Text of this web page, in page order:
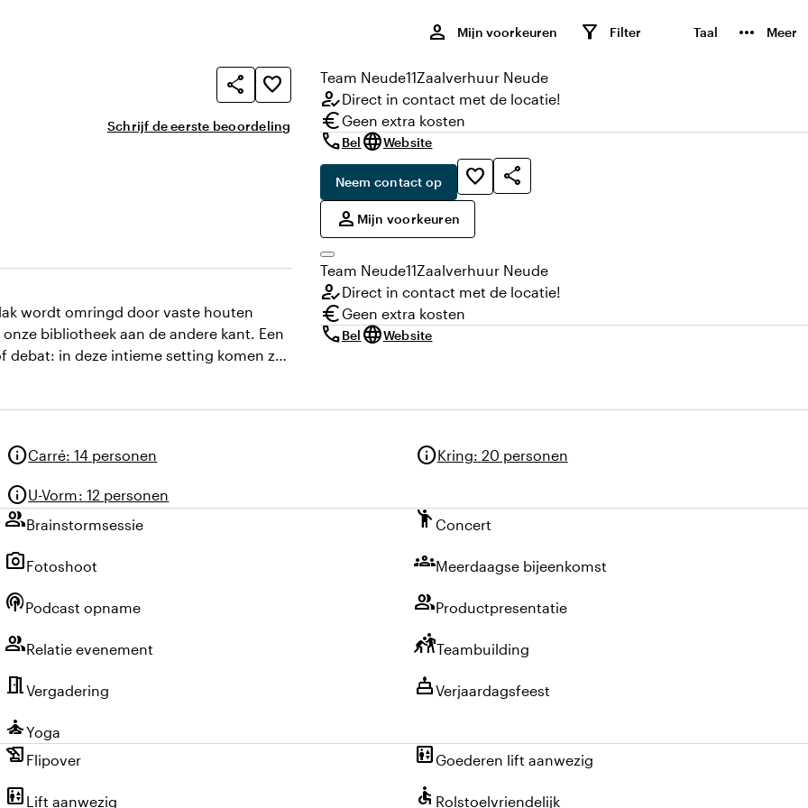
Mijn voorkeuren
person Filter
filter_alt Taal Meer
more_horiz
share
favorite_border
Schrijf de eerste beoordeling
wordt omringd door vaste houten
bibliotheek aan de andere kant. Een
in deze intieme setting komen ze
en plaats het mobiele scherm en
Team Neude11Zaalverhuur Neude
how_to_regDirect in contact met de locatie!
euroGeen extra kosten
callBellanguageWebsite
Neem contact op favorite_border
share
person Mijn voorkeuren
Team Neude11Zaalverhuur Neude
how_to_regDirect in contact met de locatie!
euroGeen extra kosten
callBellanguageWebsite
infoCarré: 14 personen infoKring: 20 personen
infoU-Vorm: 12 personen
groupBrainstormsessie emoji_peopleConcert
photo_cameraFotoshoot groupsMeerdaagse bijeenkomst
podcastsPodcast opname groupProductpresentatie
groupRelatie evenement sports_kabaddiTeambuilding
meeting_roomVergadering cakeVerjaardagsfeest
self_improvementYoga
history_edu Flipover elevatorGoederen lift aanwezig
elevator Lift aanwezig accessible Rolstoelvriendelijk